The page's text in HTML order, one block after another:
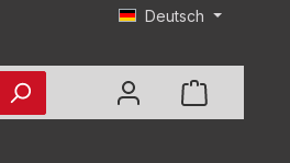
Deutsch